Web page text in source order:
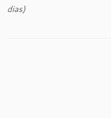
dias)